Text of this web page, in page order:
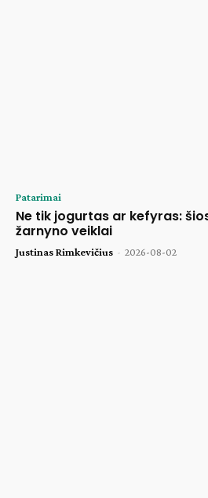
Patarimai
Ne tik jogurtas ar kefyras:
žarnyno veiklai
Justinas Rimkevičius - 2026-08-02